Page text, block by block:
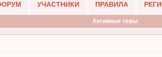
УЧАСТНИКИ ПРАВИЛА
Активные темы